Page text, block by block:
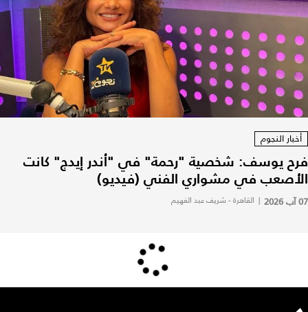
أخبار النجوم
فرح يوسف: شخصية "رحمة" في "أندر إيدج" كانت
الأصعب في مشواري الفني (فيديو)
07 آب 2026 | القاهرة - شريف عبد الفهيم